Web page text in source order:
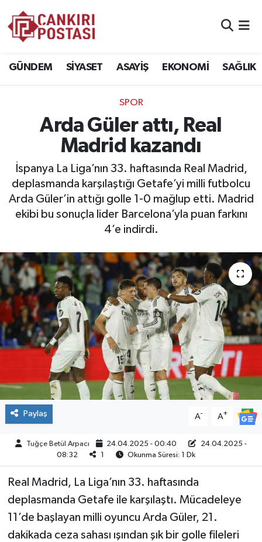
GÜNDEM SİYASET ASAYİŞ EKONOMİ SAĞLIK
SPOR
Arda Güler attı, Real
Madrid kazandı
İspanya La Liga’nın 33. haftasında Real Madrid,
deplasmanda karşılaştığı Getafe’yi milli futbolcu
Arda Güler’in attığı golle 1-0 mağlup etti. Madrid
ekibi bu sonuçla lider Barcelona’yla puan farkını
4’e indirdi.
Paylaş A- A+
Tuğçe Betül Arpacı 24.04.2025 - 00:40
24.04.2025 -
08:32
Okunma Süresi: 1 Dk
Real Madrid, La Liga’nın 33. haftasında
deplasmanda Getafe ile karşılaştı. Mücadeleye
11’de başlayan milli oyuncu Arda Güler, 21.
dakikada ceza sahası ışından şık bir golle fileleri
EKONOMİ
SAĞLIK
SPOR
YAŞAM
ÇEVRE
İLÇELER
RESMİ İLANLAR
KÜLTÜR
TURİZM
BÖLGE
Trafik Durumu
Süper Lig Puan Durumu ve Fikstür
Tüm Manşetler
Son Dakika Haberleri
Haber Arşivi